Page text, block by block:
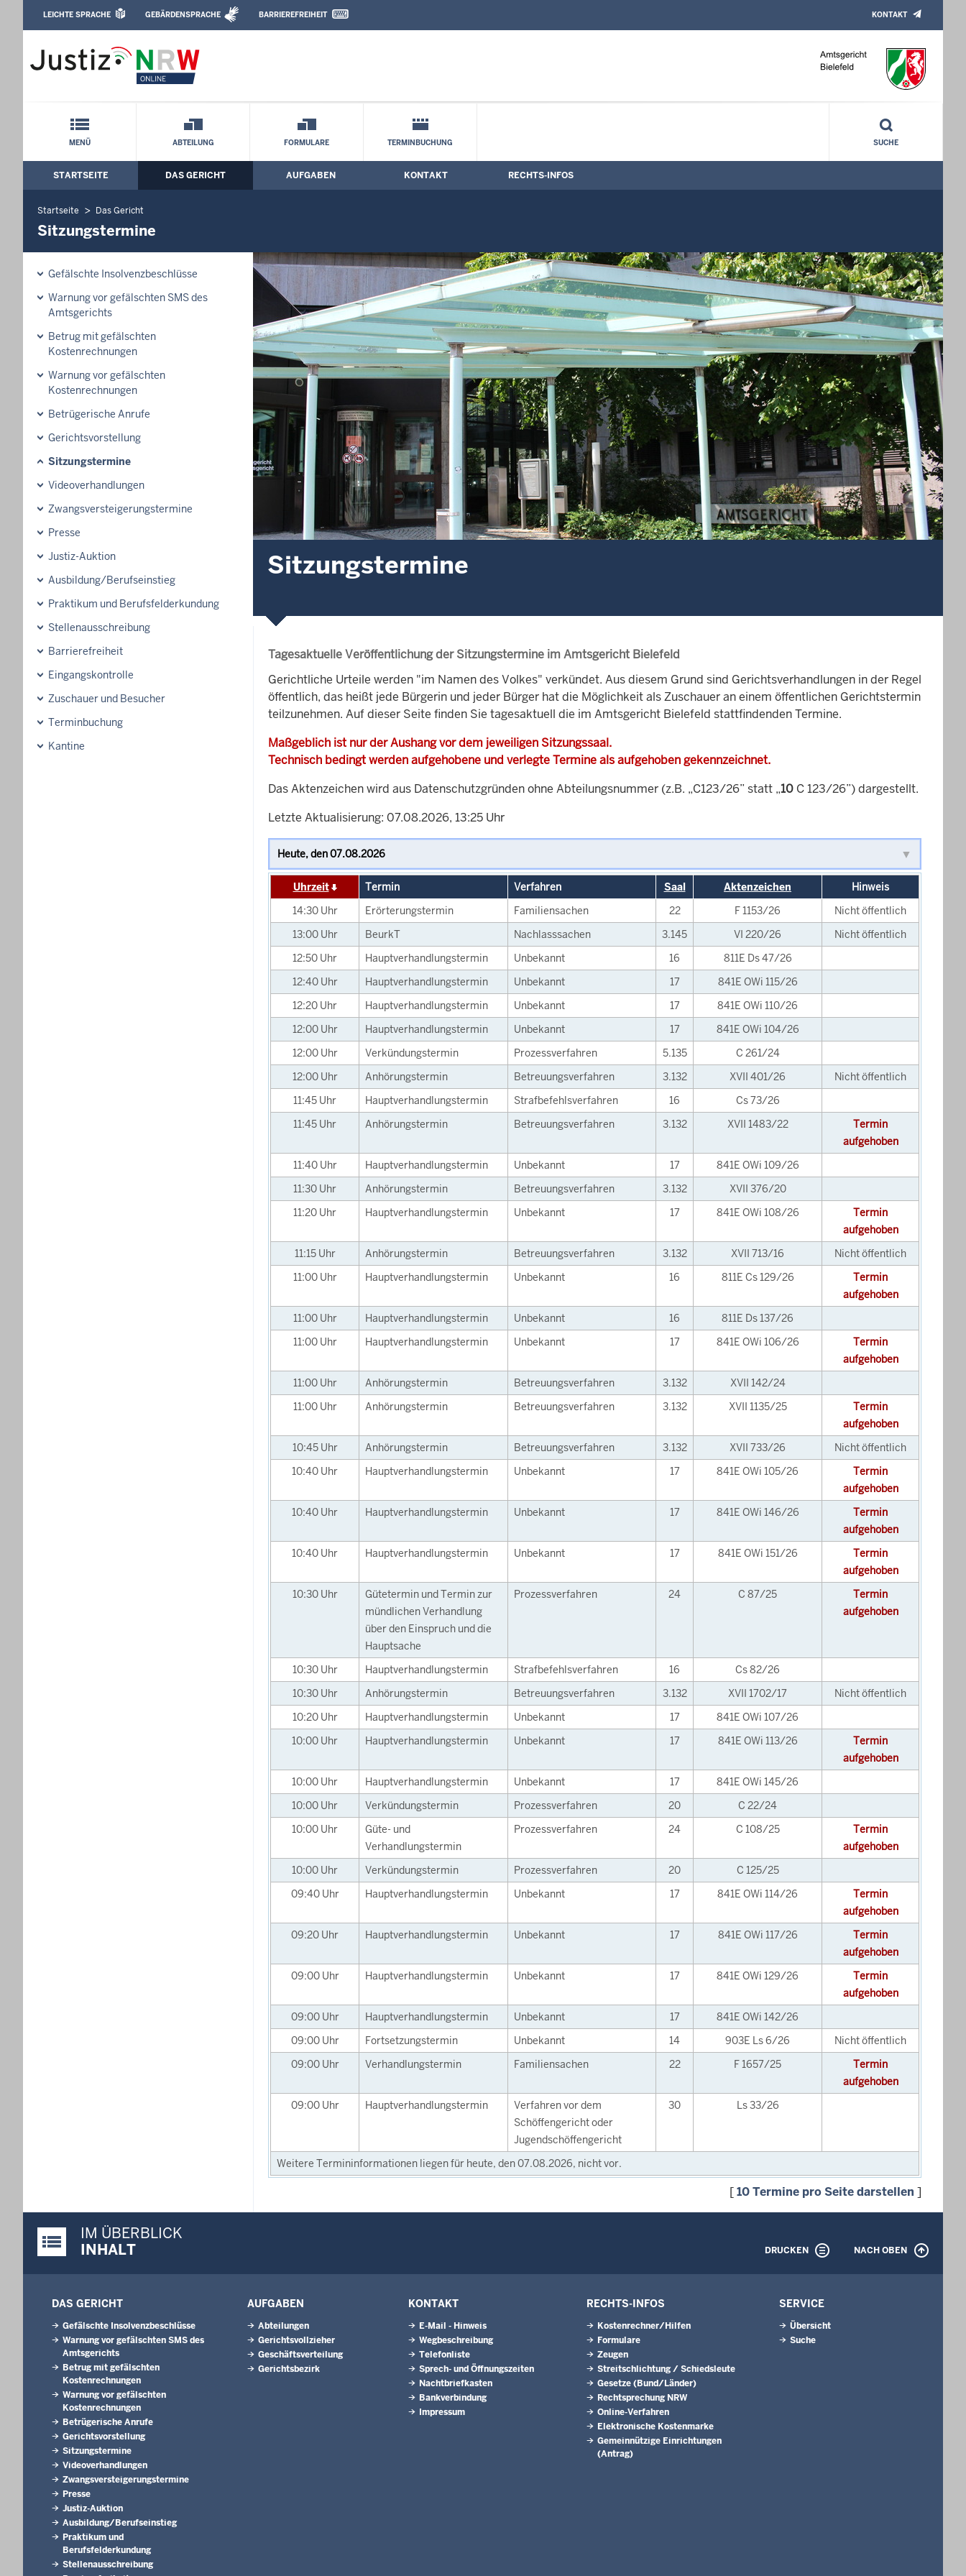
Amtsgericht Bielefeld: Sitzungstermine
Leichte Sprache, Gebärdensprachenvideo und Kontaktformular
LEICHTE SPRACHE GEBÄRDENSPRACHE BARRIEREFREIHEIT KONTAKT
Schnellnavigation mit Volltext-Suche
MENÜ ABTEILUNG FORMULARE TERMINBUCHUNG SUCHE
Hauptmenü: Hauptnavigation
STARTSEITE DAS GERICHT AUFGABEN KONTAKT RECHTS-INFOS
Startseite Das Gericht
Sitzungstermine
Gefälschte Insolvenzbeschlüsse
Warnung vor gefälschten SMS des
Amtsgerichts
Betrug mit gefälschten
Kostenrechnungen
Warnung vor gefälschten
Kostenrechnungen
Betrügerische Anrufe
Gerichtsvorstellung
Sitzungstermine
Videoverhandlungen
Zwangsversteigerungs­termine
Presse
Justiz-Auktion
Ausbildung/Berufseinstieg
Praktikum und Berufsfelderkundung
Stellenausschreibung
Barrierefreiheit
Eingangskontrolle
Zuschauer und Besucher
Terminbuchung
Kantine
Sitzungstermine
Tagesaktuelle Veröffentlichung der Sitzungstermine im Amtsgericht Bielefeld
Gerichtliche Urteile werden "im Namen des Volkes" verkündet. Aus diesem Grund sind Gerichtsverhandlungen in der Regel
öffentlich, das heißt jede Bürgerin und jeder Bürger hat die Möglichkeit als Zuschauer an einem öffentlichen Gerichtstermin
teilzunehmen. Auf dieser Seite finden Sie tagesaktuell die im Amtsgericht Bielefeld stattfindenden Termine.
Maßgeblich ist nur der Aushang vor dem jeweiligen Sitzungssaal.
Technisch bedingt werden aufgehobene und verlegte Termine als aufgehoben gekennzeichnet.
Das Aktenzeichen wird aus Datenschutzgründen ohne Abteilungsnummer (z.B. „C123/26” statt „10 C 123/26”) dargestellt.
Letzte Aktualisierung: 07.08.2026, 13:25 Uhr
Uhrzeit Termin Verfahren Saal Aktenzeichen
Hinweis
14:30 Uhr Erörterungstermin Familiensachen 22 F 1153/26
Nicht öffentlich
13:00 Uhr BeurkT Nachlasssachen 3.145 VI 220/26
Nicht öffentlich
12:50 Uhr Hauptverhandlungstermin Unbekannt 16
811E Ds 47/26
12:40 Uhr Hauptverhandlungstermin Unbekannt 17
841E OWi 115/26
12:20 Uhr Hauptverhandlungstermin Unbekannt 17
841E OWi 110/26
12:00 Uhr Hauptverhandlungstermin Unbekannt 17
841E OWi 104/26
12:00 Uhr Verkündungstermin Prozessverfahren 5.135
C 261/24
12:00 Uhr Anhörungstermin Betreuungsverfahren 3.132 XVII 401/26
Nicht öffentlich
11:45 Uhr Hauptverhandlungstermin Strafbefehlsverfahren 16
Cs 73/26
11:45 Uhr Anhörungstermin Betreuungsverfahren 3.132 XVII 1483/22
Termin
aufgehoben
11:40 Uhr Hauptverhandlungstermin Unbekannt 17
841E OWi 109/26
11:30 Uhr Anhörungstermin Betreuungsverfahren 3.132
XVII 376/20
11:20 Uhr Hauptverhandlungstermin Unbekannt 17 841E OWi 108/26
Termin
aufgehoben
11:15 Uhr Anhörungstermin Betreuungsverfahren 3.132 XVII 713/16
Nicht öffentlich
11:00 Uhr Hauptverhandlungstermin Unbekannt 16 811E Cs 129/26
Termin
aufgehoben
11:00 Uhr Hauptverhandlungstermin Unbekannt 16
811E Ds 137/26
11:00 Uhr Hauptverhandlungstermin Unbekannt 17 841E OWi 106/26
Termin
aufgehoben
11:00 Uhr Anhörungstermin Betreuungsverfahren 3.132
XVII 142/24
11:00 Uhr Anhörungstermin Betreuungsverfahren 3.132 XVII 1135/25
Termin
aufgehoben
10:45 Uhr Anhörungstermin Betreuungsverfahren 3.132 XVII 733/26
Nicht öffentlich
10:40 Uhr Hauptverhandlungstermin Unbekannt 17 841E OWi 105/26
Termin
aufgehoben
10:40 Uhr Hauptverhandlungstermin Unbekannt 17 841E OWi 146/26
Termin
aufgehoben
10:40 Uhr Hauptverhandlungstermin Unbekannt 17 841E OWi 151/26
Termin
aufgehoben
10:30 Uhr
Gütetermin und Termin zur
mündlichen Verhandlung
über den Einspruch und die
Hauptsache
Prozessverfahren 24 C 87/25
Termin
aufgehoben
10:30 Uhr Hauptverhandlungstermin Strafbefehlsverfahren 16
Cs 82/26
10:30 Uhr Anhörungstermin Betreuungsverfahren 3.132 XVII 1702/17
Nicht öffentlich
10:20 Uhr Hauptverhandlungstermin Unbekannt 17
841E OWi 107/26
10:00 Uhr Hauptverhandlungstermin Unbekannt 17 841E OWi 113/26
Termin
aufgehoben
10:00 Uhr Hauptverhandlungstermin Unbekannt 17
841E OWi 145/26
10:00 Uhr Verkündungstermin Prozessverfahren 20
C 22/24
10:00 Uhr
Güte- und
Verhandlungstermin
Prozessverfahren 24 C 108/25
Termin
aufgehoben
10:00 Uhr Verkündungstermin Prozessverfahren 20
C 125/25
09:40 Uhr Hauptverhandlungstermin Unbekannt 17 841E OWi 114/26
Termin
aufgehoben
09:20 Uhr Hauptverhandlungstermin Unbekannt 17 841E OWi 117/26
Termin
aufgehoben
09:00 Uhr Hauptverhandlungstermin Unbekannt 17 841E OWi 129/26
Termin
aufgehoben
09:00 Uhr Hauptverhandlungstermin Unbekannt 17
841E OWi 142/26
09:00 Uhr Fortsetzungstermin Unbekannt 14 903E Ls 6/26
Nicht öffentlich
09:00 Uhr Verhandlungstermin Familiensachen 22 F 1657/25
Termin
aufgehoben
09:00 Uhr Hauptverhandlungstermin
Verfahren vor dem
Schöffengericht oder
Jugendschöffengericht
30 Ls 33/26
Weitere Termininformationen liegen für heute, den 07.08.2026, nicht vor.
[10 Termine pro Seite darstellen ]
Justiz-Portal im Überblick:
IM ÜBERBLICK
INHALT
DRUCKEN NACH OBEN
DAS GERICHT
Gefälschte Insolvenzbeschlüsse
Warnung vor gefälschten SMS des
Amtsgerichts
Betrug mit gefälschten
Kostenrechnungen
Warnung vor gefälschten
Kostenrechnungen
Betrügerische Anrufe
Gerichtsvorstellung
Sitzungstermine
Videoverhandlungen
Zwangsversteigerungs­termine
Presse
Justiz-Auktion
Ausbildung/Berufseinstieg
Praktikum und
Berufsfelderkundung
Stellenausschreibung
AUFGABEN
Abteilungen
Gerichtsvollzieher
Geschäftsverteilung
Gerichtsbezirk
KONTAKT
E-Mail - Hinweis
Wegbeschreibung
Telefonliste
Sprech- und Öffnungszeiten
Nachtbriefkasten
Bankverbindung
Impressum
RECHTS-INFOS
Kostenrechner/Hilfen
Formulare
Zeugen
Streitschlichtung / Schiedsleute
Gesetze (Bund/Länder)
Rechtsprechung NRW
Online-Verfahren
Elektronische Kostenmarke
Gemeinnützige Einrichtungen
(Antrag)
SERVICE
Übersicht
Suche